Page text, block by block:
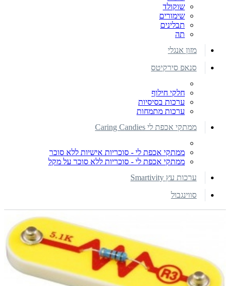
שוקולד
שימורים
תבלינים
תה
מזון אנגלי
סנאפ סירקיטס
חלקי חילוף
ערכות בסיסיות
ערכות מתמחות
ממתקי אכפת לי Caring Candies
ממתקי אכפת לי - סוכריות אישיות ללא סוכר
ממתקי אכפת לי - סוכריות ללא סוכר על מקל
ערכות עץ Smartivity
סווינגבול